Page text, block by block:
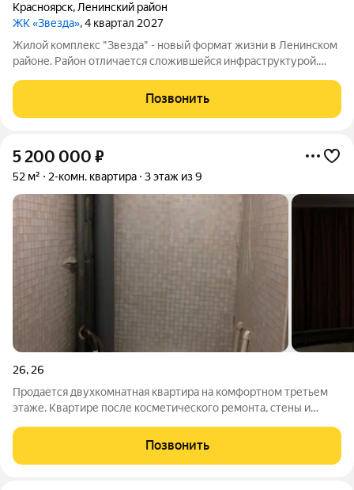
Красноярск, Ленинский район
ЖК «Звезда», 4 квартал 2027
Жилой комплекс "Звезда" - новый формат жизни в Ленинском
районе. Район отличается сложившейся инфраструктурой.
большой парк с одноименным названием. Развита
транспортная и дорожная сети. Есть
Позвонить
5 200 000 ₽
52 м² 2-комн. квартира 3 этаж из 9
26, 26
Продается двухкомнатная квартира на комфортном третьем
этаже. Квартире после косметического ремонта, стены и
собственника, материнский капитал не использовался. Мебель
частично остается.
Позвонить